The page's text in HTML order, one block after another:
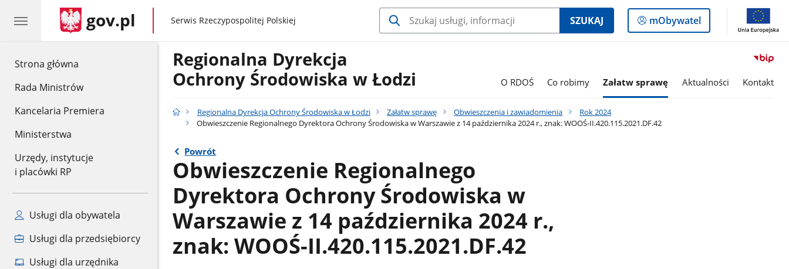
Strona główna
Rada Ministrów
Kancelaria Premiera
Ministerstwa
Urzędy, instytucje
i placówki RP
Usługi dla obywatela
Usługi dla przedsiębiorcy
Usługi dla urzędnika
gov.pl gov.pl
Serwis Rzeczypospolitej Polskiej SZUKAJ
Logowanie
do
mObywatel
Regionalna Dyrekcja
Ochrony Środowiska w Łodzi
O RDOŚ Co robimy Załatw sprawę Aktualności Kontakt
Regionalna Dyrekcja Ochrony Środowiska w Łodzi Załatw sprawę Obwieszczenia i zawiadomienia
Rok 2024
Obwieszczenie Regionalnego Dyrektora Ochrony Środowiska w Warszawie z 14 października 2024 r., znak: WOOŚ-II.420.115.2021.DF.42
Powrót
Obwieszczenie Regionalnego
Dyrektora Ochrony Środowiska w
Warszawie z 14 października 2024 r.,
znak: WOOŚ-II.420.115.2021.DF.42